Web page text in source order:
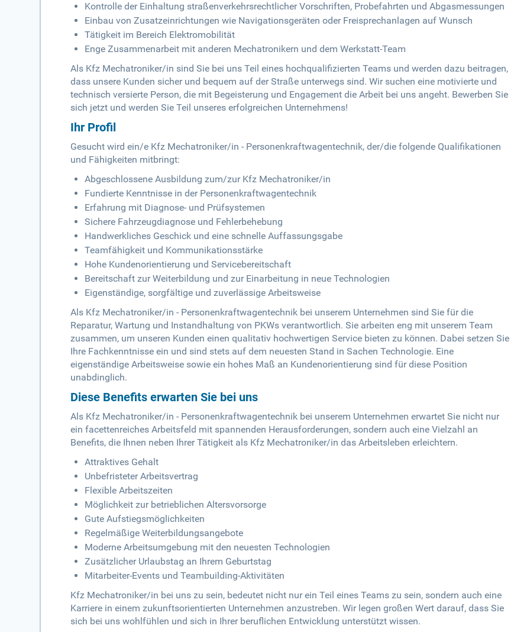
Kontrolle der Einhaltung straßenverkehrsrechtlicher Vorschriften, Probefahrten und Abgasmessungen
Einbau von Zusatzeinrichtungen wie Navigationsgeräten oder Freisprechanlagen auf Wunsch
Tätigkeit im Bereich Elektromobilität
Enge Zusammenarbeit mit anderen Mechatronikern und dem Werkstatt-Team
Als Kfz Mechatroniker/in sind Sie bei uns Teil eines hochqualifizierten Teams und werden dazu beitragen,
dass unsere Kunden sicher und bequem auf der Straße unterwegs sind. Wir suchen eine motivierte und
technisch versierte Person, die mit Begeisterung und Engagement die Arbeit bei uns angeht. Bewerben Sie
sich jetzt und werden Sie Teil unseres erfolgreichen Unternehmens!
Ihr Profil
Gesucht wird ein/e Kfz Mechatroniker/in - Personenkraftwagentechnik, der/die folgende Qualifikationen
und Fähigkeiten mitbringt:
Abgeschlossene Ausbildung zum/zur Kfz Mechatroniker/in
Fundierte Kenntnisse in der Personenkraftwagentechnik
Erfahrung mit Diagnose- und Prüfsystemen
Sichere Fahrzeugdiagnose und Fehlerbehebung
Handwerkliches Geschick und eine schnelle Auffassungsgabe
Teamfähigkeit und Kommunikationsstärke
Hohe Kundenorientierung und Servicebereitschaft
Bereitschaft zur Weiterbildung und zur Einarbeitung in neue Technologien
Eigenständige, sorgfältige und zuverlässige Arbeitsweise
Als Kfz Mechatroniker/in - Personenkraftwagentechnik bei unserem Unternehmen sind Sie für die
Reparatur, Wartung und Instandhaltung von PKWs verantwortlich. Sie arbeiten eng mit unserem Team
zusammen, um unseren Kunden einen qualitativ hochwertigen Service bieten zu können. Dabei setzen Sie
Ihre Fachkenntnisse ein und sind stets auf dem neuesten Stand in Sachen Technologie. Eine
eigenständige Arbeitsweise sowie ein hohes Maß an Kundenorientierung sind für diese Position
unabdinglich.
Diese Benefits erwarten Sie bei uns
Als Kfz Mechatroniker/in - Personenkraftwagentechnik bei unserem Unternehmen erwartet Sie nicht nur
ein facettenreiches Arbeitsfeld mit spannenden Herausforderungen, sondern auch eine Vielzahl an
Benefits, die Ihnen neben Ihrer Tätigkeit als Kfz Mechatroniker/in das Arbeitsleben erleichtern.
Attraktives Gehalt
Unbefristeter Arbeitsvertrag
Flexible Arbeitszeiten
Möglichkeit zur betrieblichen Altersvorsorge
Gute Aufstiegsmöglichkeiten
Regelmäßige Weiterbildungsangebote
Moderne Arbeitsumgebung mit den neuesten Technologien
Zusätzlicher Urlaubstag an Ihrem Geburtstag
Mitarbeiter-Events und Teambuilding-Aktivitäten
Kfz Mechatroniker/in bei uns zu sein, bedeutet nicht nur ein Teil eines Teams zu sein, sondern auch eine
Karriere in einem zukunftsorientierten Unternehmen anzustreben. Wir legen großen Wert darauf, dass Sie
sich bei uns wohlfühlen und sich in Ihrer beruflichen Entwicklung unterstützt wissen.